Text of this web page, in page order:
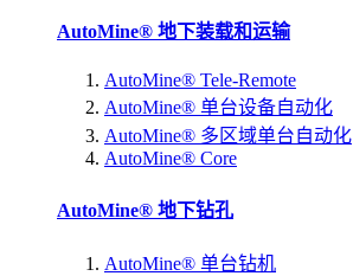
AutoMine® 地下装载和运输
AutoMine® Tele-Remote
AutoMine® 单台设备自动化
AutoMine® 多区域单台自动化
AutoMine® Core
AutoMine® 地下钻孔
AutoMine® 单台钻机